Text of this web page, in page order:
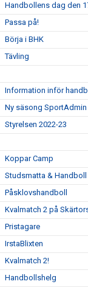
Handbollens dag den
Passa på!
Börja i BHK
Tävling
Information inför
Ny säsong SportAdmin
Styrelsen 2022-23
Koppar Camp
Studsmatta & Handboll
Påsklovshandboll
Kvalmatch 2 på
Pristagare
IrstaBlixten
Kvalmatch 2!
Handbollshelg